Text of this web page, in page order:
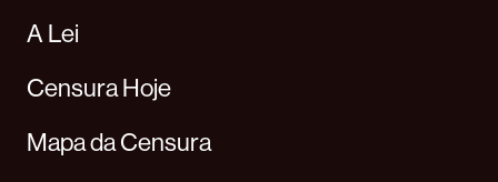
A Lei
Censura Hoje
Mapa da Censura